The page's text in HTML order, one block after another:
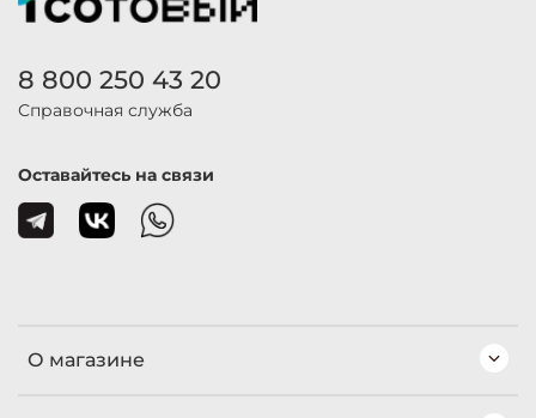
О магазине
8 800 250 43 20
Справочная служба
Оставайтесь на связи